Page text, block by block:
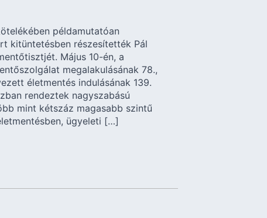
példamutatóan
kitüntetésben részesítették Pál
Május 10-én, a
megalakulásának 78.,
életmentés indulásának 139.
rendeztek nagyszabású
mint kétszáz magasabb szintű
ügyeleti […]